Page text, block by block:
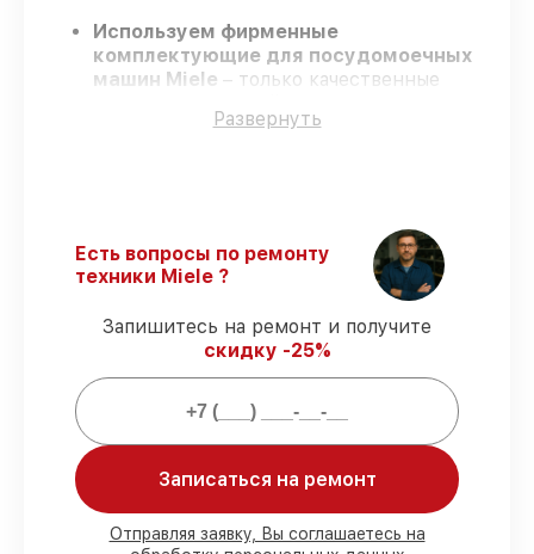
Используем фирменные
комплектующие для посудомоечных
машин Miele – только качественные
Опытные инженеры– проходят
посудомоечных машин Miele в
оговоренные сроки.
– на все услуги
и детали для посудомоечных машин
Miele предоставляется официальное
сопровождение.
Мы гарантируем:
заказов по ремонту исполняются в
присутствии клиента
Развернуть
Есть вопросы по ремонту
техники Miele ?
Запишитесь на ремонт и получите
скидку -25%
Записаться на ремонт
Отправляя заявку, Вы соглашаетесь на